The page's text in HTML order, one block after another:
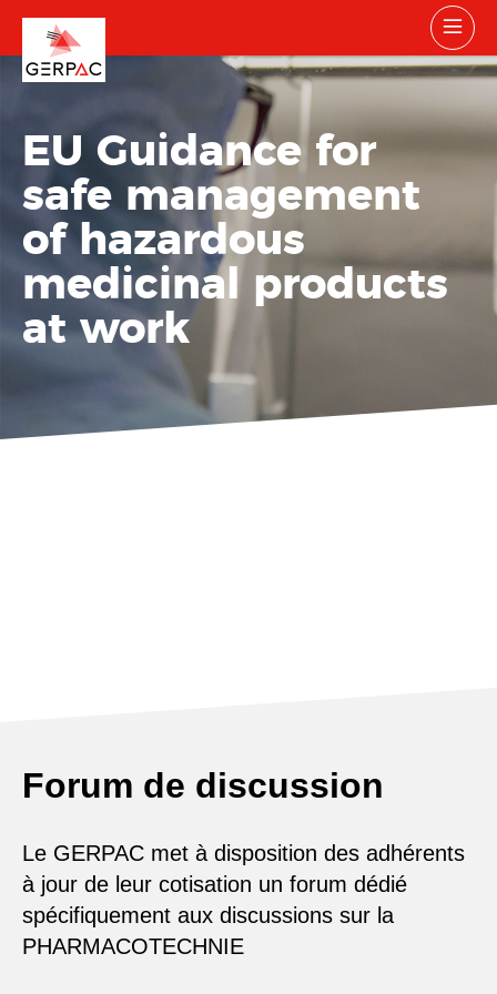
EU Guidance for
safe management
of hazardous
medicinal products
at work
Forum de discussion
Le GERPAC met à disposition des adhérents
à jour de leur cotisation un forum dédié
spécifiquement aux discussions sur la
PHARMACOTECHNIE